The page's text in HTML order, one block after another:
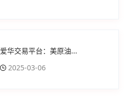
爱华交易平台：美原油...
2025-03-06